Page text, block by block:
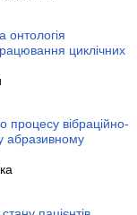
онтологія
циклічних
процесу вібраційно-
абразивному